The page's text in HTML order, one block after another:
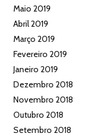
Maio 2019
Abril 2019
Março 2019
Fevereiro 2019
Janeiro 2019
Dezembro 2018
Novembro 2018
Outubro 2018
Setembro 2018